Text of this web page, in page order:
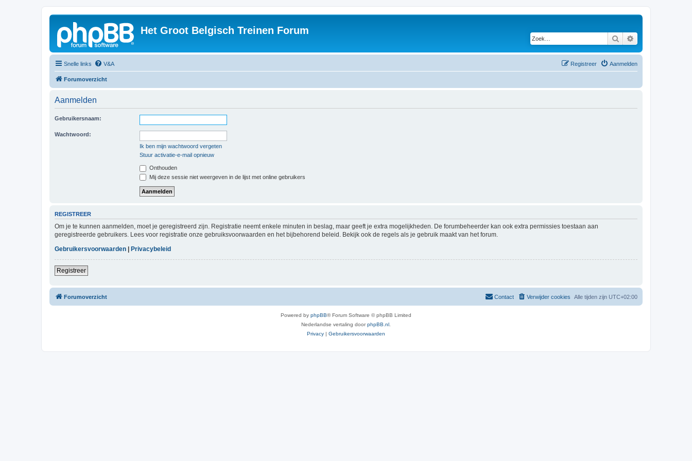
Het Groot Belgisch Treinen Forum
Zoek
Snelle links V&A Aanmelden
Registreer
Forumoverzicht
Aanmelden
Gebruikersnaam:
Wachtwoord:
Ik ben mijn wachtwoord vergeten
Stuur activatie-e-mail opnieuw
Onthouden
Mij deze sessie niet weergeven in de lijst met online gebruikers
REGISTREER
Om je te kunnen aanmelden, moet je geregistreerd zijn. Registratie neemt enkele minuten in beslag, maar geeft je extra mogelijkheden. De forumbeheerder kan ook extra permissies toestaan aan
geregistreerde gebruikers. Lees voor registratie onze gebruiksvoorwaarden en het bijbehorend beleid. Bekijk ook de regels als je gebruik maakt van het forum.
Gebruikersvoorwaarden | Privacybeleid
Registreer
Forumoverzicht Alle tijden zijn UTC+02:00
Verwijder cookies
Contact
Powered by phpBB® Forum Software © phpBB Limited
Nederlandse vertaling doorphpBB.nl
Privacy | Gebruikersvoorwaarden